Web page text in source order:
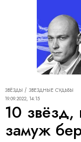
ЗВЁЗДЫ
ЗВЕЗДНЫЕ СУДЬБЫ
19.09.2022, 14:15
10
замуж